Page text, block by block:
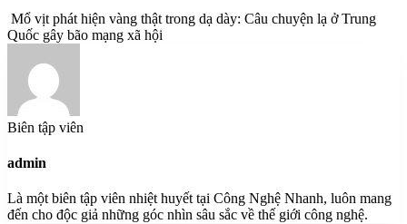
Mổ vịt phát hiện vàng thật trong dạ dày: Câu chuyện lạ ở Trung
Quốc gây bão mạng xã hội
Biên tập viên
admin
Là một biên tập viên nhiệt huyết tại Công Nghệ Nhanh, luôn mang
đến cho độc giả những góc nhìn sâu sắc về thế giới công nghệ.